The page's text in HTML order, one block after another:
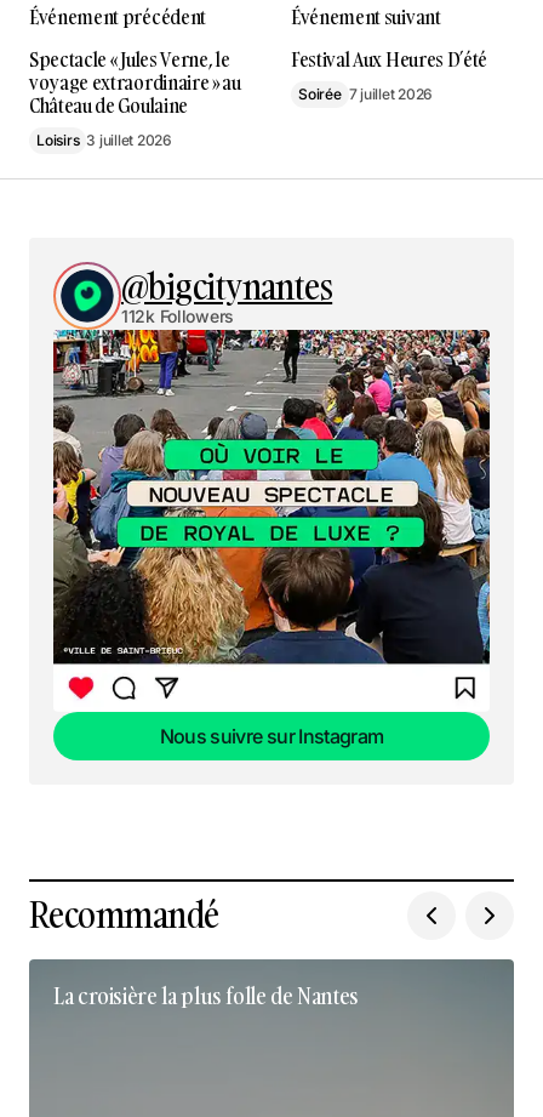
Événement précédent
Spectacle « Jules Verne, le
voyage extraordinaire » au
Château de Goulaine
Loisirs 3 juillet 2026
Événement suivant
Festival Aux Heures D’été
Soirée 7 juillet 2026
@bigcitynantes
112k Followers
Nous suivre sur Instagram
Recommandé
La croisière la plus folle de Nantes